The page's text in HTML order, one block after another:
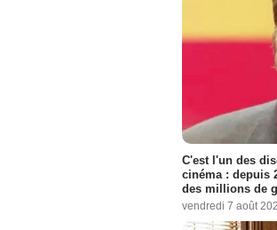
C'est l'un des
cinéma : depuis
des millions de
vendredi 7 août